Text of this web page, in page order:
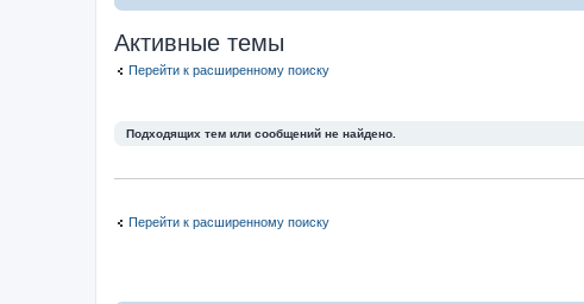
Активные темы
Перейти к расширенному поиску
Подходящих тем или сообщений не найдено.
Перейти к расширенному поиску